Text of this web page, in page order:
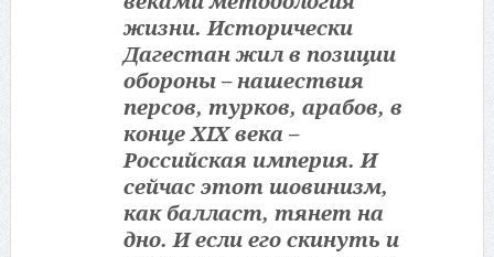
жизни. Исторически
Дагестан жил в позиции
обороны – нашествия
персов, турков, арабов, в
конце XIX века –
Российская империя. И
сейчас этот шовинизм,
как балласт, тянет на
дно. И если его скинуть и